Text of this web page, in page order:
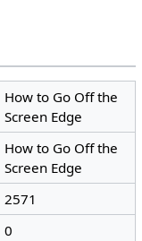
How to Go Off the
Screen Edge
How to Go Off the
Screen Edge
2571
0